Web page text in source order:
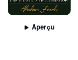
Aperçu